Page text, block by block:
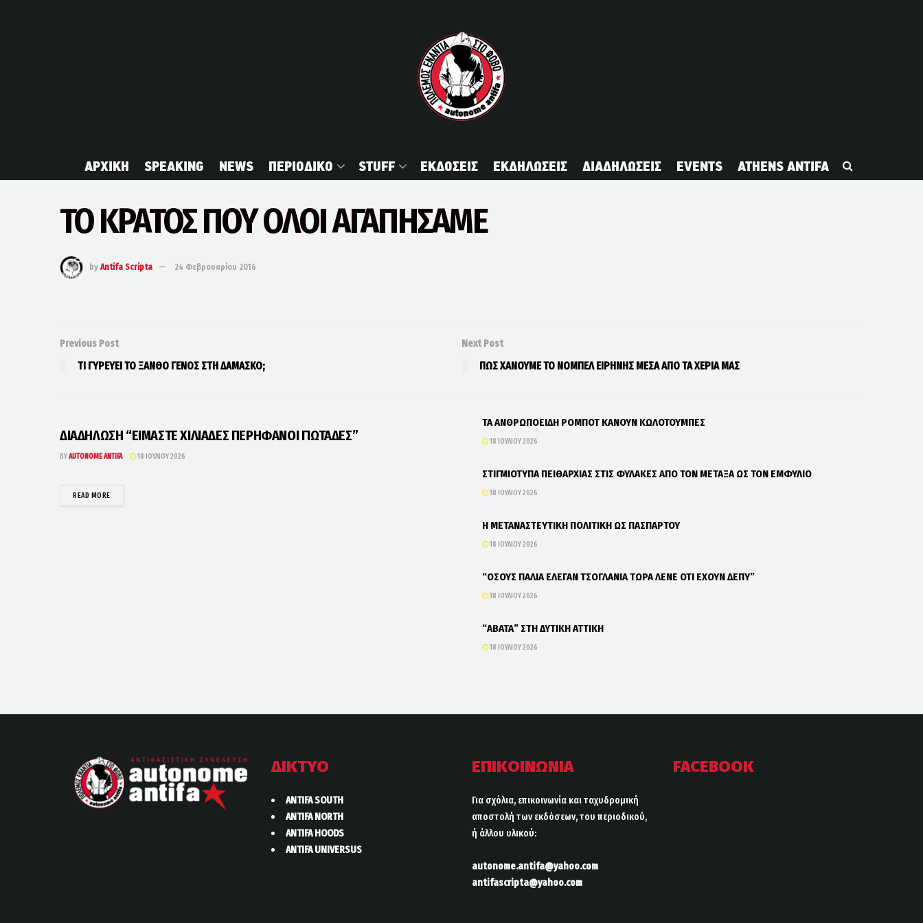
ΑΡΧΙΚΗ SPEAKING NEWS ΠΕΡΙΟΔΙΚΟ STUFF ΕΚΔΟΣΕΙΣ ΕΚΔΗΛΩΣΕΙΣ ΔΙΑΔΗΛΩΣΕΙΣ EVENTS ATHENS ANTIFA
ΤΟ ΚΡΑΤΟΣ ΠΟΥ ΟΛΟΙ ΑΓΑΠΗΣΑΜΕ
by Antifa Scripta 24 Φεβρουαρίου 2016
Previous Post
ΤΙ ΓΥΡΕΥΕΙ ΤΟ ΞΑΝΘΟ ΓΕΝΟΣ ΣΤΗ ΔΑΜΑΣΚΟ;
Next Post
ΠΩΣ ΧΑΝΟΥΜΕ ΤΟ ΝΟΜΠΕΛ ΕΙΡΗΝΗΣ ΜΕΣΑ ΑΠΟ ΤΑ ΧΕΡΙΑ ΜΑΣ
ΔΙΑΔΗΛΩΣΗ “ΕΙΜΑΣΤΕ ΧΙΛΙΑΔΕΣ ΠΕΡΗΦΑΝΟΙ ΓΙΩΤΑΔΕΣ”
BYAUTONOME ANTIFA 18 ΙΟΥΛΊΟΥ 2026
READ MOREDETAILS
ΤΑ ΑΝΘΡΩΠΟΕΙΔΗ ΡΟΜΠΟΤ ΚΑΝΟΥΝ ΚΩΛΟΤΟΥΜΠΕΣ
18 ΙΟΥΛΊΟΥ 2026
ΣΤΙΓΜΙΟΤΥΠΑ ΠΕΙΘΑΡΧΙΑΣ ΣΤΙΣ ΦΥΛΑΚΕΣ ΑΠΟ ΤΟΝ ΜΕΤΑΞΑ ΩΣ ΤΟΝ ΕΜΦΥΛΙΟ
18 ΙΟΥΛΊΟΥ 2026
Η ΜΕΤΑΝΑΣΤΕΥΤΙΚΗ ΠΟΛΙΤΙΚΗ ΩΣ ΠΑΣΠΑΡΤΟΥ
18 ΙΟΥΛΊΟΥ 2026
“ΟΣΟΥΣ ΠΑΛΙΑ ΕΛΕΓΑΝ ΤΣΟΓΛΑΝΙΑ ΤΩΡΑ ΛΕΝΕ ΟΤΙ ΕΧΟΥΝ ΔΕΠΥ”
18 ΙΟΥΛΊΟΥ 2026
“ΑΒΑΤΑ” ΣΤΗ ΔΥΤΙΚΗ ΑΤΤΙΚΗ
18 ΙΟΥΛΊΟΥ 2026
ΔΙΚΤΥΟ
ANTIFA SOUTH
ANTIFA NORTH
ANTIFA HOODS
ANTIFA UNIVERSUS
ΕΠΙΚΟΙΝΩΝΙΑ
Για σχόλια, επικοινωνία και ταχυδρομική
αποστολή των εκδόσεων, του περιοδικού,
ή άλλου υλικού:
autonome.antifa@yahoo.com
antifascripta@yahoo.com
FACEBOOK